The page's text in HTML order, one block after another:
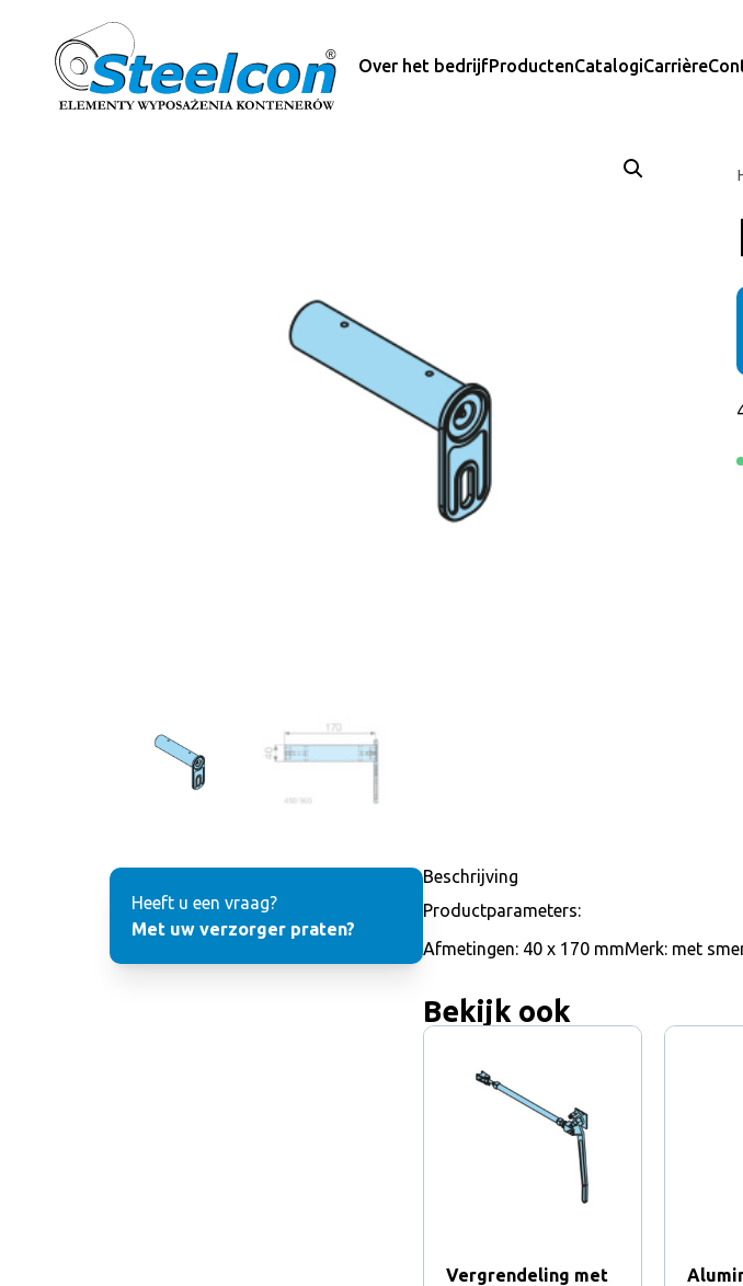
Over het bedrijfProductenCatalogiCarrière
Heeft u een vraag?
Met uw verzorger praten?
Beschrijving
Productparameters:
Afmetingen: 40 x 170 mmMerk: met
Bekijk ook
Vergrendeling met